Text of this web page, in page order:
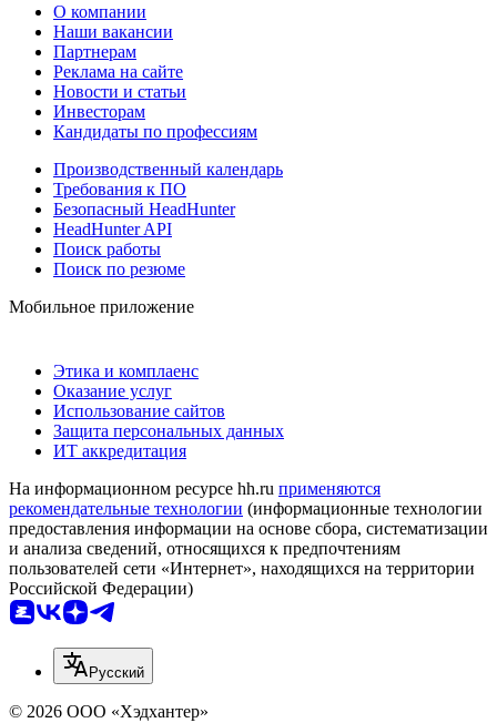
О компании
Наши вакансии
Партнерам
Реклама на сайте
Новости и статьи
Инвесторам
Кандидаты по профессиям
Производственный календарь
Требования к ПО
Безопасный HeadHunter
HeadHunter API
Поиск работы
Поиск по резюме
Мобильное приложение
Этика и комплаенс
Оказание услуг
Использование сайтов
Защита персональных данных
ИТ аккредитация
На информационном ресурсе hh.ru применяются
рекомендательные технологии (информационные технологии
предоставления информации на основе сбора, систематизации
и анализа сведений, относящихся к предпочтениям
пользователей сети «Интернет», находящихся на территории
Российской Федерации)
Русский
© 2026 ООО «Хэдхантер»